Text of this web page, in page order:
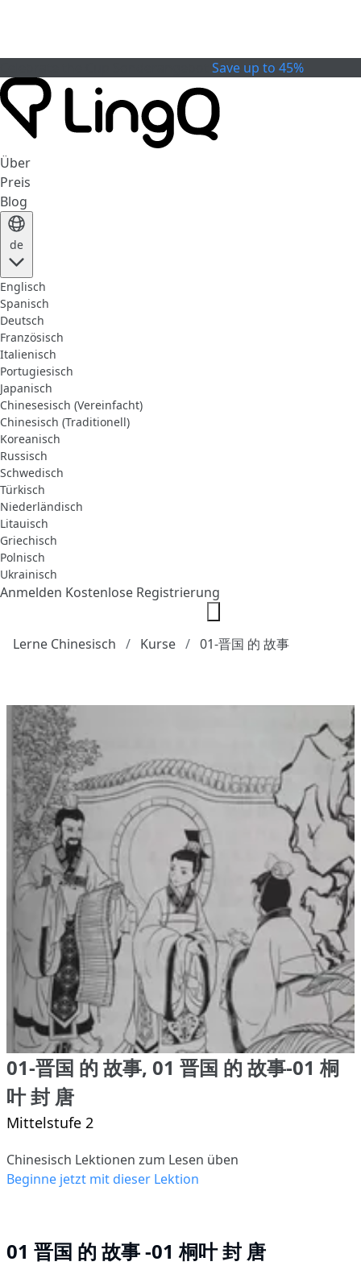
Save up to 45%
Über
Preis
Blog
de
Englisch
Spanisch
Deutsch
Französisch
Italienisch
Portugiesisch
Japanisch
Chinesesisch (Vereinfacht)
Chinesisch (Traditionell)
Koreanisch
Russisch
Schwedisch
Türkisch
Niederländisch
Litauisch
Griechisch
Polnisch
Ukrainisch
Anmelden Kostenlose Registrierung
Lerne Chinesisch Kurse 01-晋国 的 故事
01-晋国 的 故事, 01 晋国 的 故事-01 桐
叶 封 唐
Mittelstufe 2
Chinesisch Lektionen zum Lesen üben
Beginne jetzt mit dieser Lektion
01 晋国 的 故事 -01 桐叶 封 唐